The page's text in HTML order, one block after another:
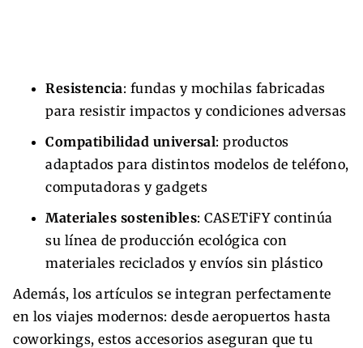
Resistencia: fundas y mochilas fabricadas
para resistir impactos y condiciones adversas
Compatibilidad universal: productos
adaptados para distintos modelos de teléfono,
computadoras y gadgets
Materiales sostenibles: CASETiFY continúa
su línea de producción ecológica con
materiales reciclados y envíos sin plástico
Además, los artículos se integran perfectamente
en los viajes modernos: desde aeropuertos hasta
coworkings, estos accesorios aseguran que tu